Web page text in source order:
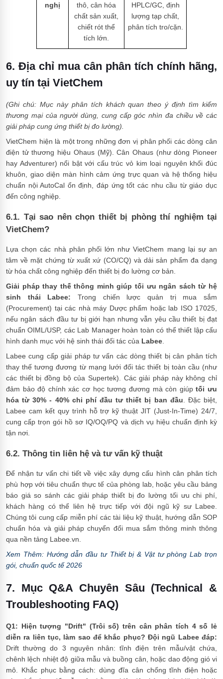
nghị
thô, cân hóa
chất sản xuất,
chiết rót thể
tích lớn.
HPLC/GC, định
lượng tạp chất,
phân tích tro/cặn.
6. Địa chỉ mua cân phân tích chính hãng,
uy tín tại VietChem
(Ghi chú: Mục này phân tích khách quan theo ý định tìm kiếm
thương mại của người dùng, cung cấp góc nhìn đa chiều về các
giải pháp cung ứng thiết bị đo lường).
VietChem hiện là một trong những đơn vị phân phối các dòng cân
điện tử thương hiệu Ohaus (Mỹ). Cân Ohaus (như dòng Pioneer
hay Adventurer) nổi bật với cấu trúc vỏ kim loại nguyên khối đúc
khuôn, giao diện màn hình cảm ứng trực quan và hệ thống hiệu
chuẩn nội AutoCal ổn định, đáp ứng tốt các nhu cầu từ giáo dục
đến công nghiệp.
6.1. Tại sao nên chọn thiết bị phòng thí nghiệm tại
VietChem?
Lựa chọn các nhà phân phối lớn như VietChem mang lại sự an
tâm về mặt chứng từ xuất xứ (CO/CQ) và dải sản phẩm đa dạng
từ hóa chất công nghiệp đến thiết bị đo lường cơ bản.
Giải pháp thay thế thông minh giúp tối ưu ngân sách từ hệ
sinh thái Labee: Trong chiến lược quản trị mua sắm
(Procurement) tại các nhà máy Dược phẩm hoặc lab ISO 17025,
nếu ngân sách đầu tư bị giới hạn nhưng vẫn yêu cầu thiết bị đạt
chuẩn OIML/USP, các Lab Manager hoàn toàn có thể thiết lập cấu
hình danh mục với hệ sinh thái đối tác của Labee
Labee cung cấp giải pháp tư vấn các dòng thiết bị cân phân tích
thay thế tương đương từ mạng lưới đối tác thiết bị toàn cầu (như
các thiết bị đồng bộ của Supertek). Các giải pháp này không chỉ
đảm bảo độ chính xác cơ học tương đương mà còn giúptối ưu
hóa từ 30% - 40% chi phí đầu tư thiết bị ban đầu . Đặc biệt,
Labee cam kết quy trình hỗ trợ kỹ thuật JIT (Just-In-Time) 24/7,
cung cấp trọn gói hồ sơ IQ/OQ/PQ và dịch vụ hiệu chuẩn định kỳ
tận nơi.
6.2. Thông tin liên hệ và tư vấn kỹ thuật
Để nhận tư vấn chi tiết về việc xây dựng cấu hình cân phân tích
phù hợp với tiêu chuẩn thực tế của phòng lab, hoặc yêu cầu bảng
báo giá so sánh các giải pháp thiết bị đo lường tối ưu chi phí,
khách hàng có thể liên hệ trực tiếp với đội ngũ kỹ sư Labee.
Chúng tôi cung cấp miễn phí các tài liệu kỹ thuật, hướng dẫn SOP
chuẩn hóa và giải pháp chuyển đổi mua sắm thông minh thông
qua nền tảng Labee.vn.
Xem Thêm: Hướng dẫn đầu tư Thiết bị & Vật tư phòng Lab trọn
gói, chuẩn quốc tế 2026
7. Mục Q&A Chuyên Sâu (Technical &
Troubleshooting FAQ)
Q1: Hiện tượng "Drift" (Trôi số) trên cân phân tích 4 số lẻ
diễn ra liên tục, làm sao để khắc phục? Đội ngũ Labee đáp:
Drift thường do 3 nguyên nhân: tĩnh điện trên mẫu/vật chứa,
chênh lệch nhiệt độ giữa mẫu và buồng cân, hoặc dao động gió vi
mô. Khắc phục bằng cách: dùng đĩa cân chống tĩnh điện hoặc